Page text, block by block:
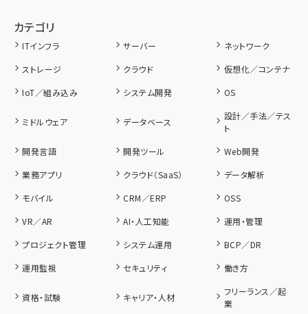
カテゴリ
ITインフラ サーバー
ネットワーク
ストレージ
クラウド
仮想化／コンテナ
IoT／組み込み
システム開発 OS
ミドルウェア データベース
設計／手法／テス
ト
開発言語
開発ツール
Web開発
業務アプリ
クラウド（SaaS）
データ解析
モバイル
CRM／ERP
OSS
VR／AR
AI・人工知能
運用・管理
プロジェクト管理
システム運用
BCP／DR
運用監視
セキュリティ 働き方
資格・試験 キャリア・人材
フリーランス／起
業